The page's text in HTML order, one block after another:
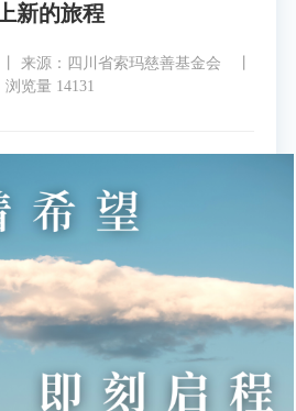
新的旅程
来源：四川省索玛慈善基金会 丨
浏览量 14131